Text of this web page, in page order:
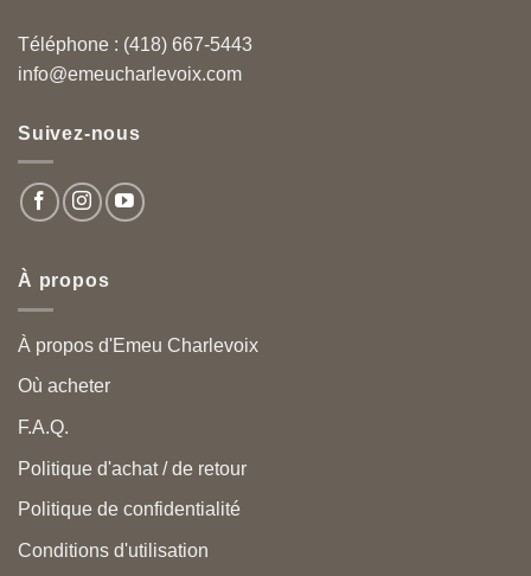
Téléphone : (418) 667-5443
info@emeucharlevoix.com
Suivez-nous
À propos
À propos d'Emeu Charlevoix
Où acheter
F.A.Q.
Politique d'achat / de retour
Politique de confidentialité
Conditions d'utilisation